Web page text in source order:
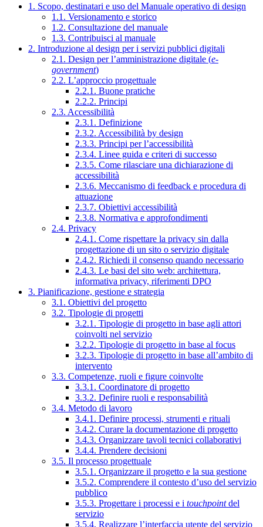
1. Scopo, destinatari e uso del Manuale operativo di design
1.1. Versionamento e storico
1.2. Consultazione del manuale
1.3. Contribuisci al manuale
2. Introduzione al design per i servizi pubblici digitali
2.1. Design per l’amministrazione digitale (e-
government)
2.2. L’approccio progettuale
2.2.1. Buone pratiche
2.2.2. Principi
2.3. Accessibilità
2.3.1. Definizione
2.3.2. Accessibilità by design
2.3.3. Principi per l’accessibilità
2.3.4. Linee guida e criteri di successo
2.3.5. Come rilasciare una dichiarazione di
accessibilità
2.3.6. Meccanismo di feedback e procedura di
attuazione
2.3.7. Obiettivi accessibilità
2.3.8. Normativa e approfondimenti
2.4. Privacy
2.4.1. Come rispettare la privacy sin dalla
progettazione di un sito o servizio digitale
2.4.2. Richiedi il consenso quando necessario
2.4.3. Le basi del sito web: architettura,
informativa privacy, riferimenti DPO
3. Pianificazione, gestione e strategia
3.1. Obiettivi del progetto
3.2. Tipologie di progetti
3.2.1. Tipologie di progetto in base agli attori
coinvolti nel servizio
3.2.2. Tipologie di progetto in base al focus
3.2.3. Tipologie di progetto in base all’ambito di
intervento
3.3. Competenze, ruoli e figure coinvolte
3.3.1. Coordinatore di progetto
3.3.2. Definire ruoli e responsabilità
3.4. Metodo di lavoro
3.4.1. Definire processi, strumenti e rituali
3.4.2. Curare la documentazione di progetto
3.4.3. Organizzare tavoli tecnici collaborativi
3.4.4. Prendere decisioni
3.5. Il processo progettuale
3.5.1. Organizzare il progetto e la sua gestione
3.5.2. Comprendere il contesto d’uso del servizio
pubblico
3.5.3. Progettare i processi e i touchpointdel
servizio
3.5.4. Realizzare l’interfaccia utente del servizio